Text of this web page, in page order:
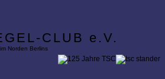
CLUB e.V.
Norden Berlins